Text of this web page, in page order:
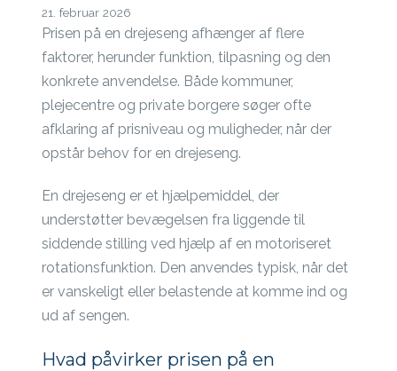
21. februar 2026
Prisen på en drejeseng afhænger af flere
faktorer, herunder funktion, tilpasning og den
konkrete anvendelse. Både kommuner,
plejecentre og private borgere søger ofte
afklaring af prisniveau og muligheder, når der
opstår behov for en drejeseng.
En drejeseng er et hjælpemiddel, der
understøtter bevægelsen fra liggende til
siddende stilling ved hjælp af en motoriseret
rotationsfunktion. Den anvendes typisk, når det
er vanskeligt eller belastende at komme ind og
ud af sengen.
Hvad påvirker prisen på en